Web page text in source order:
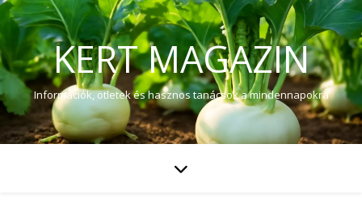
KERT MAGAZIN
Információk, ötletek és hasznos tanácsok a mindennapokra